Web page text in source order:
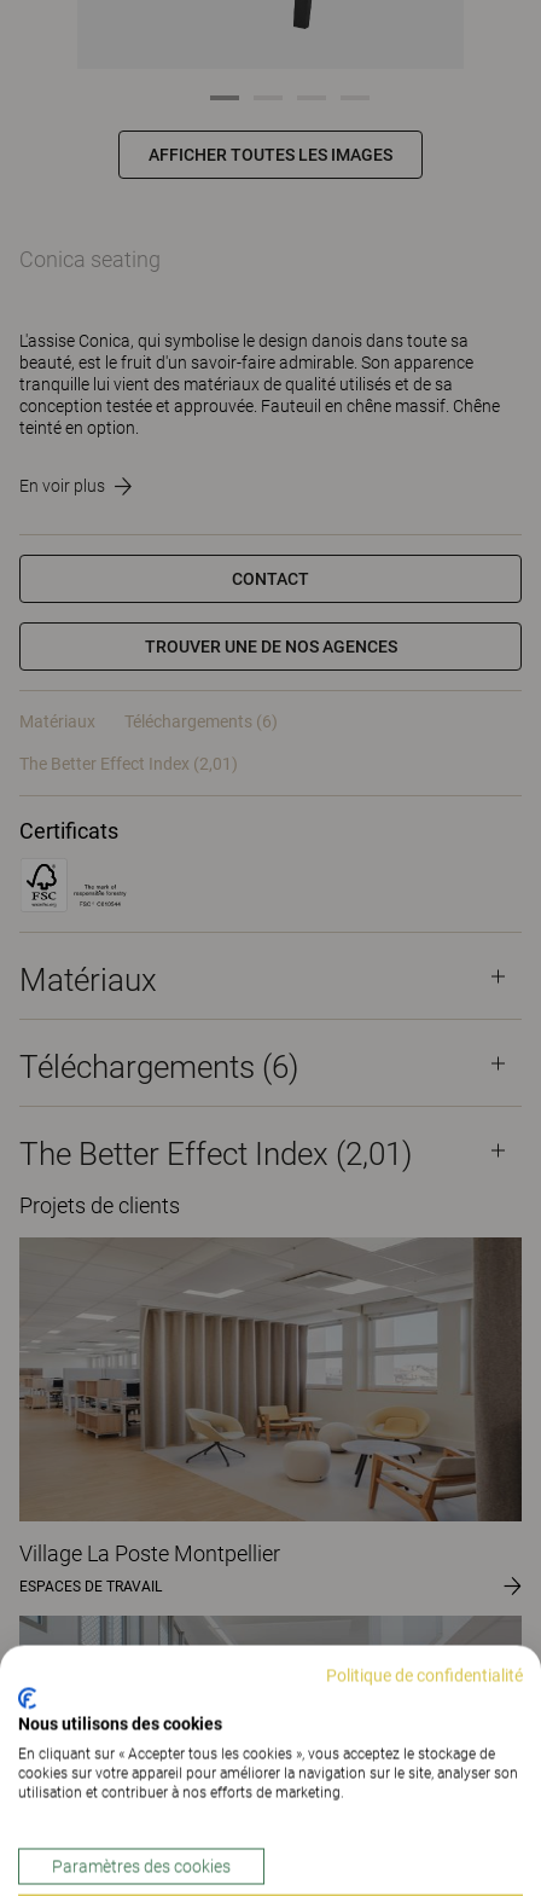
AFFICHER TOUTES LES IMAGES
Conica seating
L'assise Conica, qui symbolise le design danois dans toute sa
beauté, est le fruit d'un savoir-faire admirable. Son apparence
tranquille lui vient des matériaux de qualité utilisés et de sa
conception testée et approuvée. Fauteuil en chêne massif. Chêne
teinté en option.
En voir plus
CONTACT
TROUVER UNE DE NOS AGENCES
Matériaux Téléchargements (6)
The Better Effect Index (2,01)
Certificats
Matériaux
Téléchargements (6)
The Better Effect Index (2,01)
Projets de clients
Village La Poste Montpellier
ESPACES DE TRAVAIL
Politique de confidentialité
Nous utilisons des cookies
En cliquant sur « Accepter tous les cookies », vous acceptez le stockage de
cookies sur votre appareil pour améliorer la navigation sur le site, analyser son
utilisation et contribuer à nos efforts de marketing.
Paramètres des cookies